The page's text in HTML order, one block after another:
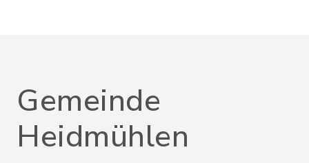
Gemeinde
Heidmühlen